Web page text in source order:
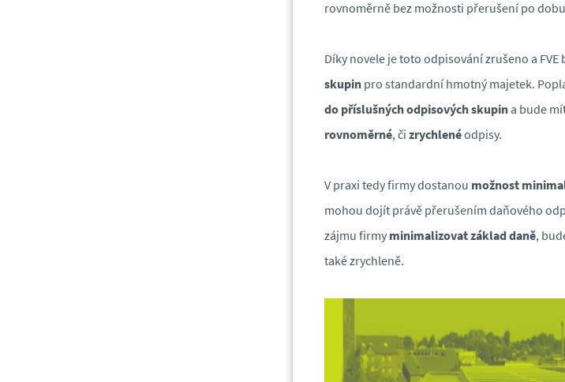
rovnoměrně bez možnosti přerušení po
Díky novele je toto odpisování zrušeno a FVE
skupin pro standardní hmotný majetek.
do příslušných odpisových skupin a bude
rovnoměrné, či zrychlenéodpisy.
V praxi tedy firmy dostanou možnost
mohou dojít právě přerušením daňového
zájmu firmy minimalizovat základ daně,
také zrychleně.